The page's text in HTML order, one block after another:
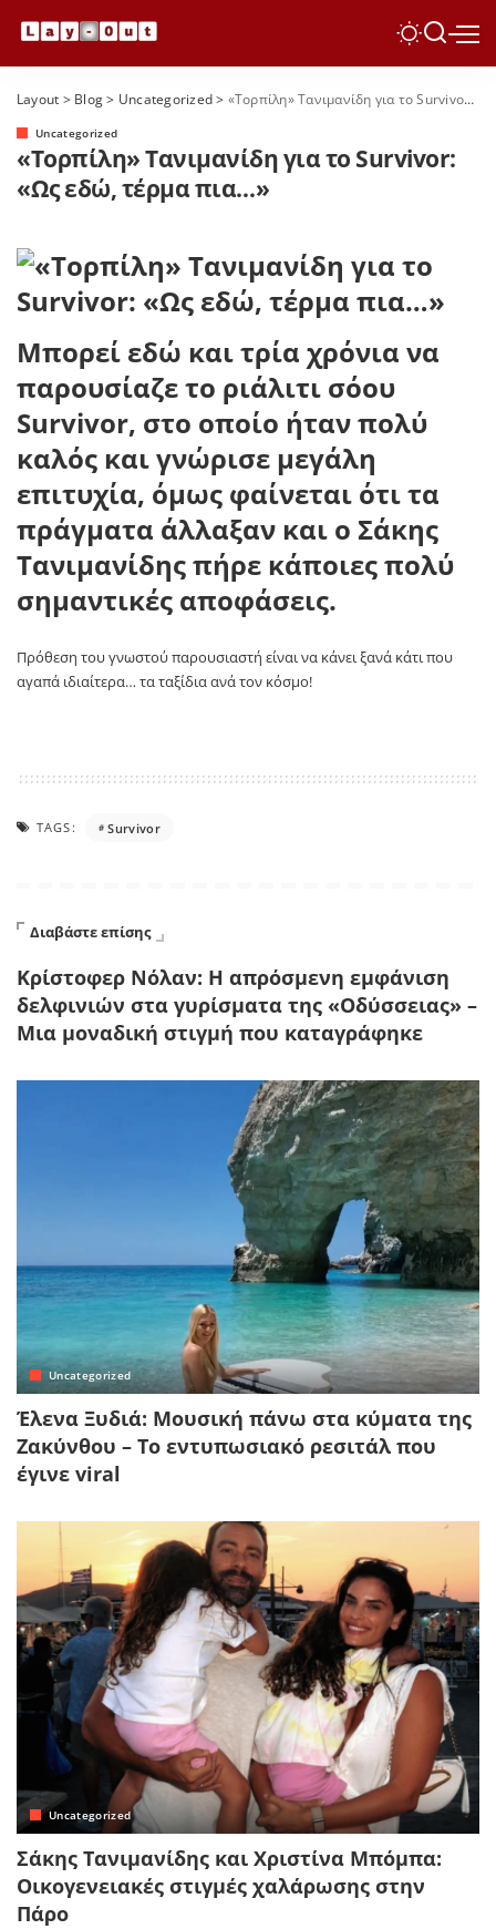
Layout > Blog> Uncategorized> «Τορπίλη» Τανιμανίδη για το Survivor: «Ως εδώ, τέρμα πια…»
Uncategorized
«Τορπίλη» Τανιμανίδη για το Survivor:
«Ως εδώ, τέρμα πια…»
Μπορεί εδώ και τρία χρόνια να
παρουσίαζε το ριάλιτι σόου
Survivor, στο οποίο ήταν πολύ
καλός και γνώρισε μεγάλη
επιτυχία, όμως φαίνεται ότι τα
πράγματα άλλαξαν και ο Σάκης
Τανιμανίδης πήρε κάποιες πολύ
σημαντικές αποφάσεις.
Πρόθεση του γνωστού παρουσιαστή είναι να κάνει ξανά κάτι που
αγαπά ιδιαίτερα… τα ταξίδια ανά τον κόσμο!
TAGS: Survivor
Διαβάστε επίσης
Κρίστοφερ Νόλαν: Η απρόσμενη εμφάνιση
δελφινιών στα γυρίσματα της «Οδύσσειας» –
Μια μοναδική στιγμή που καταγράφηκε
Uncategorized
Έλενα Ξυδιά: Μουσική πάνω στα κύματα της
Ζακύνθου – Το εντυπωσιακό ρεσιτάλ που
έγινε viral
Uncategorized
Σάκης Τανιμανίδης και Χριστίνα Μπόμπα:
Οικογενειακές στιγμές χαλάρωσης στην
Πάρο